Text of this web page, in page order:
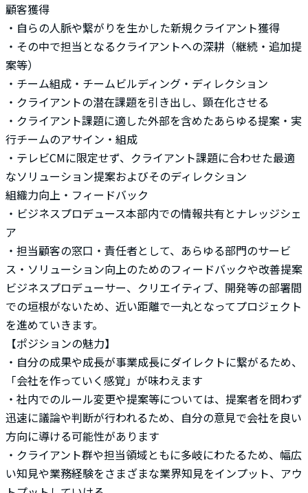
顧客獲得
・自らの人脈や繋がりを生かした新規クライアント獲得
・その中で担当となるクライアントへの深耕（継続・追加提
案等）
・チーム組成・チームビルディング・ディレクション
・クライアントの潜在課題を引き出し、顕在化させる
・クライアント課題に適した外部を含めたあらゆる提案・実
行チームのアサイン・組成
・テレビCMに限定せず、クライアント課題に合わせた最適
なソリューション提案およびそのディレクション
組織力向上・フィードバック
・ビジネスプロデュース本部内での情報共有とナレッジシェ
ア
・担当顧客の窓口・責任者として、あらゆる部門のサービ
ス・ソリューション向上のためのフィードバックや改善提案
ビジネスプロデューサー、クリエイティブ、開発等の部署間
での垣根がないため、近い距離で一丸となってプロジェクト
を進めていきます。
【ポジションの魅力】
・自分の成果や成長が事業成長にダイレクトに繋がるため、
「会社を作っていく感覚」が味わえます
・社内でのルール変更や提案等については、提案者を問わず
迅速に議論や判断が行われるため、自分の意見で会社を良い
方向に導ける可能性があります
・クライアント群や担当領域ともに多岐にわたるため、幅広
い知見や業務経験をさまざまな業界知見をインプット、アウ